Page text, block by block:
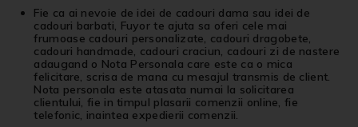
Fie ca ai nevoie de idei de cadouri dama sau idei de
cadouri barbati, Fuyor te ajuta sa oferi cele mai
frumoase cadouri personalizate, cadouri dragobete,
cadouri handmade, cadouri craciun, cadouri zi de nastere
adaugand o Nota Personala care este ca o mica
felicitare, scrisa de mana cu mesajul transmis de client.
Nota personala este atasata numai la solicitarea
clientului, fie in timpul plasarii comenzii online, fie
telefonic, inaintea expedierii comenzii.